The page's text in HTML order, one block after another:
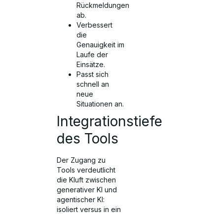
Rückmeldungen
ab.
Verbessert
die
Genauigkeit im
Laufe der
Einsätze.
Passt sich
schnell an
neue
Situationen an.
Integrationstiefe
des Tools
Der Zugang zu
Tools verdeutlicht
die Kluft zwischen
generativer KI und
agentischer KI:
isoliert versus in ein